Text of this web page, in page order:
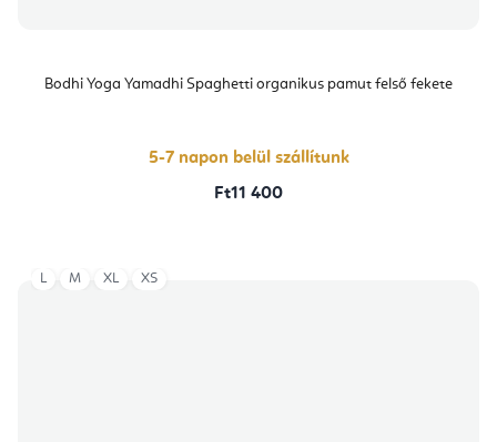
Bodhi Yoga Yamadhi Spaghetti organikus pamut felső fekete
5-7 napon belül szállítunk
Ft11 400
L M XL XS